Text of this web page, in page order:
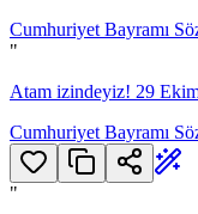
Cumhuriyet Bayramı
"
Atam izindeyiz! 29
Cumhuriyet Bayramı
"